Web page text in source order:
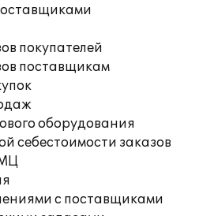
покупателей
поставщикам
оборудования
себестоимости заказов
с поставщиками